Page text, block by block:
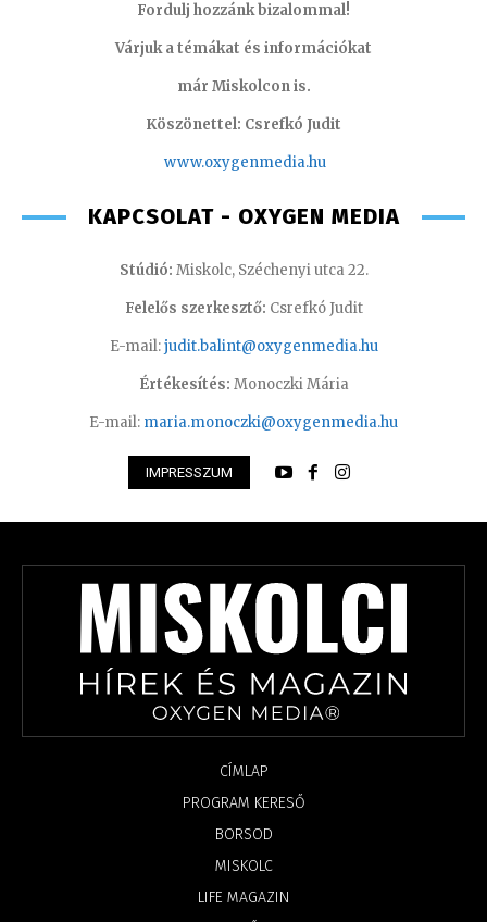
Fordulj hozzánk bizalommal!
Várjuk a témákat és információkat
már Miskolcon is.
Köszönettel: Csrefkó Judit
www.oxygenmedia.hu
KAPCSOLAT - OXYGEN MEDIA
Stúdió: Miskolc, Széchenyi utca 22.
Felelős szerkesztő: Csrefkó Judit
E-mail:judit.balint@oxygenmedia.hu
Értékesítés: Monoczki Mária
E-mail: maria.monoczki@oxygenmedia.hu
IMPRESSZUM
CÍMLAP
PROGRAM KERESŐ
BORSOD
MISKOLC
LIFE MAGAZIN